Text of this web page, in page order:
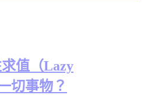
值（Lazy
切事物？